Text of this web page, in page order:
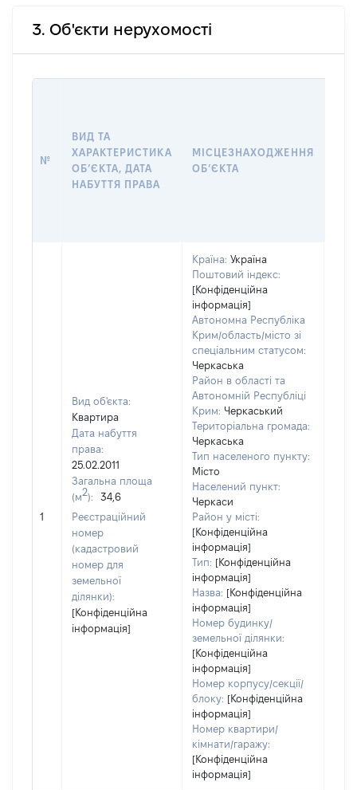
3. Об'єкти нерухомості
№
ВИД ТА
ХАРАКТЕРИСТИКА
ОБʼЄКТА, ДАТА
НАБУТТЯ ПРАВА
МІСЦЕЗНАХОДЖЕННЯ
ОБʼЄКТА
1
Вид об'єкта:
Квартира
Дата набуття
права:
25.02.2011
Загальна площа
(м2):
34,6
Реєстраційний
номер
(кадастровий
номер для
земельної
ділянки):
[Конфіденційна
інформація]
Країна: Україна
Поштовий індекс:
[Конфіденційна
інформація]
Автономна Республіка
Крим/область/місто зі
спеціальним статусом:
Черкаська
Район в області та
Автономній Республіці
Крим: Черкаський
Територіальна громада:
Черкаська
Тип населеного пункту:
Місто
Населений пункт:
Черкаси
Район у місті:
[Конфіденційна
інформація]
Тип: [Конфіденційна
інформація]
Назва: [Конфіденційна
інформація]
Номер будинку/
земельної ділянки:
[Конфіденційна
інформація]
Номер корпусу/секції/
блоку: [Конфіденційна
інформація]
Номер квартири/
кімнати/гаражу:
[Конфіденційна
інформація]